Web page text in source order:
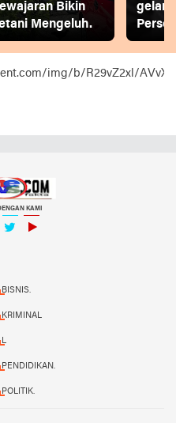
Bikin
Mengeluh.
gelar
img/b/R29vZ2xl/
KAMI
BISNIS.
KRIMINAL
L
PENDIDIKAN.
POLITIK.